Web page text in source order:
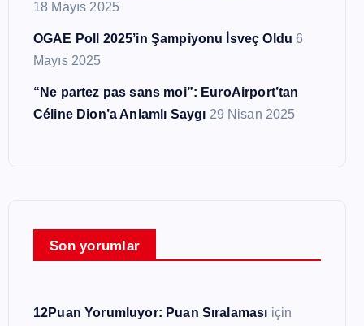
18 Mayıs 2025
OGAE Poll 2025’in Şampiyonu İsveç Oldu 6
Mayıs 2025
“Ne partez pas sans moi”: EuroAirport’tan
Céline Dion’a Anlamlı Saygı 29 Nisan 2025
Son yorumlar
12Puan Yorumluyor: Puan Sıralaması için